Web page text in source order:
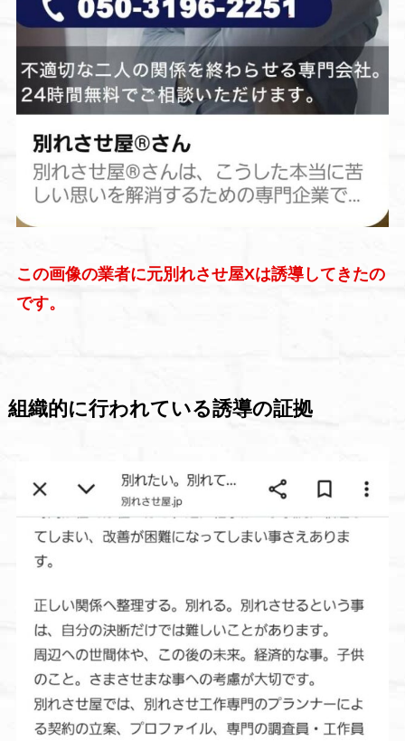
この画像の業者に元別れさせ屋Xは誘導してきたの
です。
組織的に行われている誘導の証拠